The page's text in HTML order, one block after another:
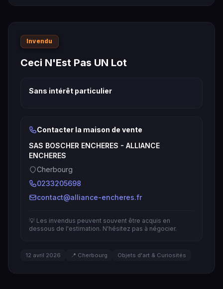
Invendu
Ceci N'Est Pas UN Lot
Sans intérêt particulier
Contacter la maison de vente
SAS BOSCHER ENCHERES - ALLIANCE
ENCHERES
Cherbourg
0233205698
contact@alliance-encheres.fr
💡 Les invendus peuvent souvent être acquis en
dessous de l'estimation. N'hésitez pas à négocier.
12 avril 2026 📍 Cherbourg Objets d'art & Curiosités